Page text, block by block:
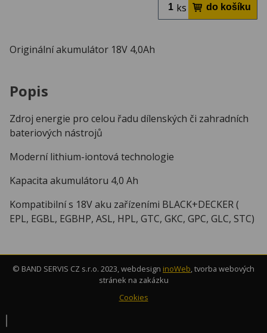
ks
Originální akumulátor 18V 4,0Ah
Popis
Zdroj energie pro celou řadu dílenských či zahradních
bateriových nástrojů
Moderní lithium-iontová technologie
Kapacita akumulátoru 4,0 Ah
Kompatibilní s 18V aku zařízeními BLACK+DECKER (
EPL, EGBL, EGBHP, ASL, HPL, GTC, GKC, GPC, GLC, STC)
© BAND SERVIS CZ s.r.o. 2023, webdesign inoWeb, tvorba webových
stránek na zakázku
Cookies